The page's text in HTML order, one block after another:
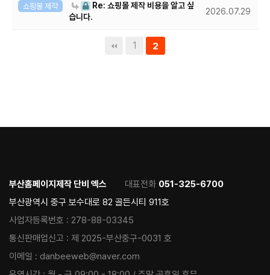
쇼핑몰 제작
Re: 쇼핑몰 제작 비용을 알고 싶
습니다.
2026.07.29
1 2
부산홈페이지제작 단비 엑스 대표전화 051-325-6700
부산광역시 중구 보수대로 82 골든시티 911호
사업자등록번호 : 278-88-03345
통신판매업신고 : 제 2025-부산중구-0031 호
이메일 : danbeeweb@naver.com